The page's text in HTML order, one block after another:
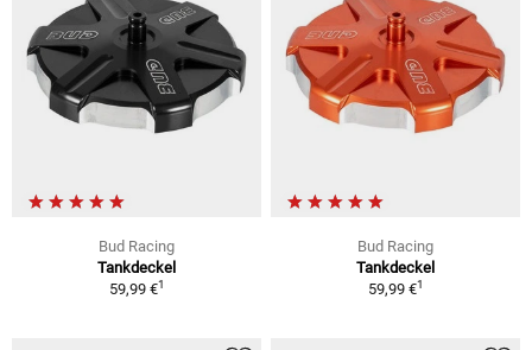
Bud Racing
Tankdeckel
59,99 €1
Bud Racing
Tankdeckel
59,99 €1